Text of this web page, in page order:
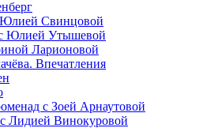
Юлией Свинцовой
Юлией Утышевой
Ларионовой
Впечатления
с Зоей Арнаутовой
Лидией Винокуровой